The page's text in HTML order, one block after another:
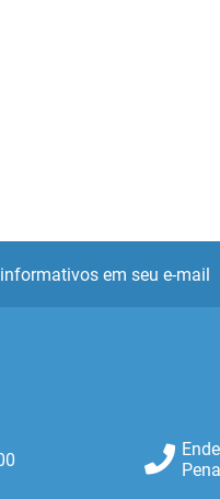
em seu e-mail